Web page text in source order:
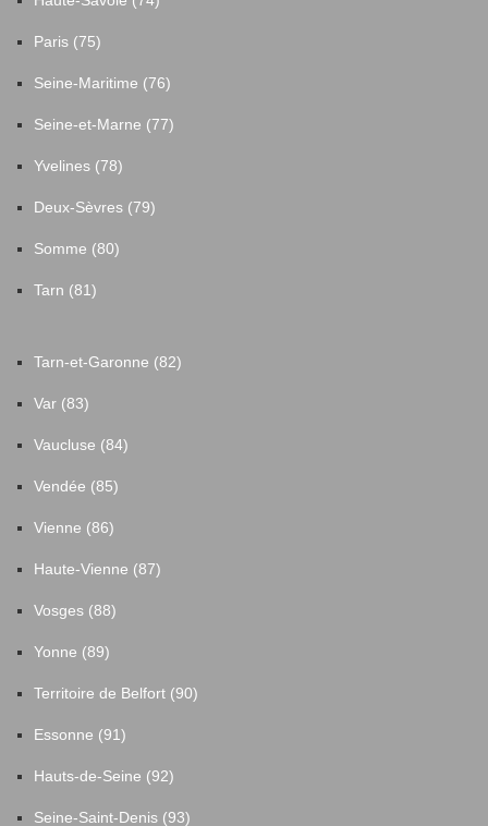
Paris (75)
Seine-Maritime (76)
Seine-et-Marne (77)
Yvelines (78)
Deux-Sèvres (79)
Somme (80)
Tarn (81)
Tarn-et-Garonne (82)
Var (83)
Vaucluse (84)
Vendée (85)
Vienne (86)
Haute-Vienne (87)
Vosges (88)
Yonne (89)
Territoire de Belfort (90)
Essonne (91)
Hauts-de-Seine (92)
Seine-Saint-Denis (93)